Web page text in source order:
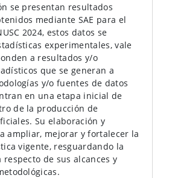
se presentan resultados
mediante SAE para el
2024, estos datos se
experimentales, vale
a resultados y/o
que se generan a
y/o fuentes de datos
en una etapa inicial de
de la producción de
Su elaboración y
ampliar, mejorar y fortalecer la
vigente, resguardando la
de sus alcances y